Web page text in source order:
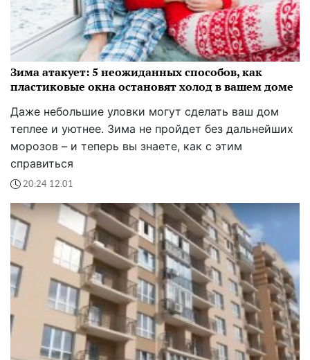
Зима атакует: 5 неожиданных способов, как
пластиковые окна остановят холод в вашем доме
Даже небольшие уловки могут сделать ваш дом
теплее и уютнее. Зима не пройдет без дальнейших
морозов – и теперь вы знаете, как с этим
справиться
20:24 12.01